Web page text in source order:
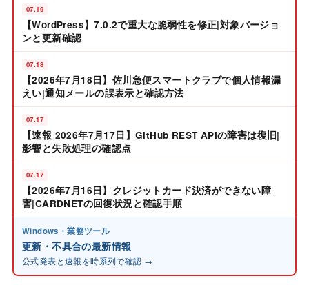
07.19
【WordPress】7.0.2で重大な脆弱性を修正|対象バージョ
ンと更新確認
07.18
【2026年7月18日】佐川急便スマートクラブで個人情報漏
えい|通知メールの誤表示と確認方法
07.17
【速報 2026年7月17日】GitHub REST APIの障害は復旧|
影響と失敗処理の確認点
07.17
【2026年7月16日】クレジットカード決済ができない障
害|CARDNETの回復状況と確認手順
Windows・業務ツール
更新・不具合の最新情報
公式発表と速報を時系列で確認 →